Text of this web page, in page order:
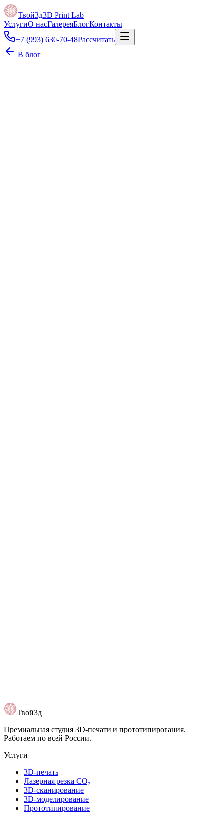
Твой3д3D Print Lab
УслугиО насГалереяБлогКонтакты
+7 (993) 630-70-48Рассчитать
В блог
Твой3д
Премиальная студия 3D-печати и прототипирования.
Работаем по всей России.
Услуги
3D-печать
Лазерная резка CO₂
3D-сканирование
3D-моделирование
Прототипирование